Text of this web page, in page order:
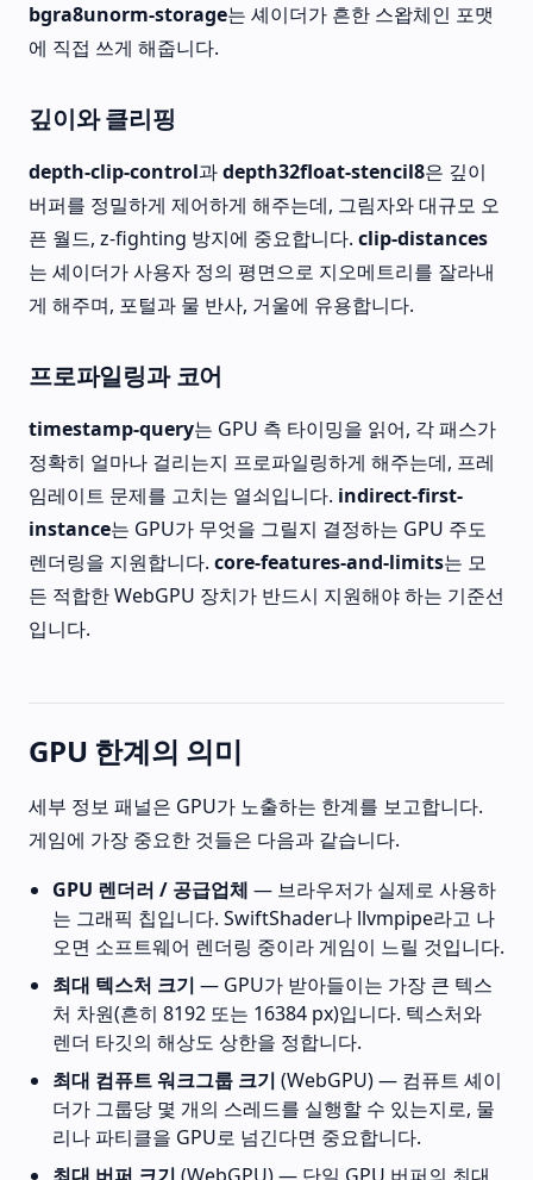
bgra8unorm-storage는 셰이더가 흔한 스왑체인 포맷
에 직접 쓰게 해줍니다.
깊이와 클리핑
depth-clip-control과depth32float-stencil8은 깊이
버퍼를 정밀하게 제어하게 해주는데, 그림자와 대규모 오
픈 월드, z-fighting 방지에 중요합니다. clip-distances
는 셰이더가 사용자 정의 평면으로 지오메트리를 잘라내
게 해주며, 포털과 물 반사, 거울에 유용합니다.
프로파일링과 코어
timestamp-query는 GPU 측 타이밍을 읽어, 각 패스가
정확히 얼마나 걸리는지 프로파일링하게 해주는데, 프레
임레이트 문제를 고치는 열쇠입니다. indirect-first-
instance는 GPU가 무엇을 그릴지 결정하는 GPU 주도
렌더링을 지원합니다. core-features-and-limits는 모
든 적합한 WebGPU 장치가 반드시 지원해야 하는 기준선
입니다.
GPU 한계의 의미
세부 정보 패널은 GPU가 노출하는 한계를 보고합니다.
게임에 가장 중요한 것들은 다음과 같습니다.
GPU 렌더러 / 공급업체 — 브라우저가 실제로 사용하
는 그래픽 칩입니다. SwiftShader나 llvmpipe라고 나
오면 소프트웨어 렌더링 중이라 게임이 느릴 것입니다.
최대 텍스처 크기 — GPU가 받아들이는 가장 큰 텍스
처 차원(흔히 8192 또는 16384 px)입니다. 텍스처와
렌더 타깃의 해상도 상한을 정합니다.
최대 컴퓨트 워크그룹 크기 (WebGPU) — 컴퓨트 셰이
더가 그룹당 몇 개의 스레드를 실행할 수 있는지로, 물
리나 파티클을 GPU로 넘긴다면 중요합니다.
최대 버퍼 크기 (WebGPU) — 단일 GPU 버퍼의 최대